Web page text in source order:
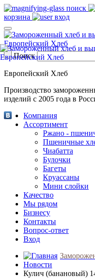
поиск
корзина
вход
Поиск
Европейский Хлеб
Производство
изделий с 2005 года в
Компания
Ассортимент
Ржано -
Пшеничные
Чиабатта
Булочки
Багеты
Круассаны
Мини слойки
Качество
Мы рядом
Бизнесу
Контакты
Вопрос-ответ
Вход
Новости
Кулич (банановый)